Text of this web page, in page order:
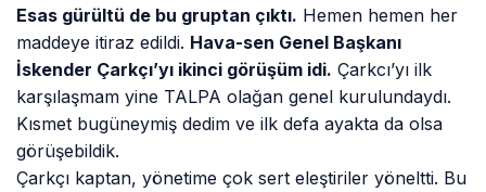
Esas gürültü de bu gruptan çıktı. Hemen hemen her
maddeye itiraz edildi. Hava-sen Genel Başkanı
İskender Çarkçı’yı ikinci görüşüm idi. Çarkcı’yı ilk
karşılaşmam yine TALPA olağan genel kurulundaydı.
Kısmet bugüneymiş dedim ve ilk defa ayakta da olsa
görüşebildik.
Çarkçı kaptan, yönetime çok sert eleştiriler yöneltti. Bu